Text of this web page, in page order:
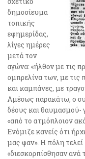
δημοσίευμα
τοπικής
εφημερίδας,
λίγες ημέρες
μετά τον
αγώνα: «ήλθον με τις
ομπρελίνα των, με τις
και καμπάνες, με
Αμέσως παρακάτω, ο
δέους και θαυμασμού-
«από το ατμόπλοιον
Ενόμιζε κανείς ότι
μας φαν». Η πόλη
«διεσκορπίσθησαν ανά